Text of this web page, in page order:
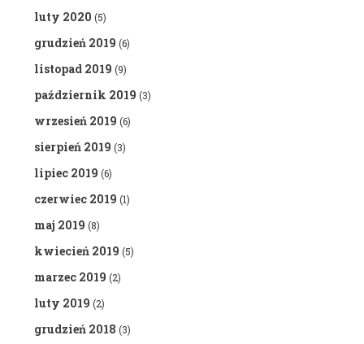
luty 2020 (5)
grudzień 2019 (6)
listopad 2019 (9)
październik 2019 (3)
wrzesień 2019 (6)
sierpień 2019 (3)
lipiec 2019 (6)
czerwiec 2019 (1)
maj 2019 (8)
kwiecień 2019 (5)
marzec 2019 (2)
luty 2019 (2)
grudzień 2018 (3)